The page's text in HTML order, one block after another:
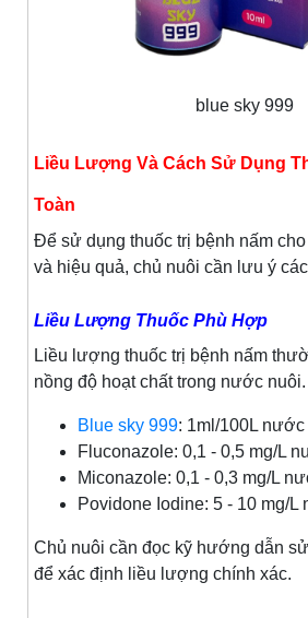
blue sky 999
Liều Lượng Và Cách Sử Dụng
Toàn
Để sử dụng thuốc trị bệnh nấm cho
và hiệu quả, chủ nuôi cần lưu ý
Liều Lượng Thuốc Phù Hợp
Liều lượng thuốc trị bệnh nấm
nồng độ hoạt chất trong nước
Blue sky 999: 1ml/100L nước
Fluconazole: 0,1 - 0,5 mg/L
Miconazole: 0,1 - 0,3 mg/L
Povidone Iodine: 5 - 10 mg/L
Chủ nuôi cần đọc kỹ hướng dẫn
để xác định liều lượng chính xác.